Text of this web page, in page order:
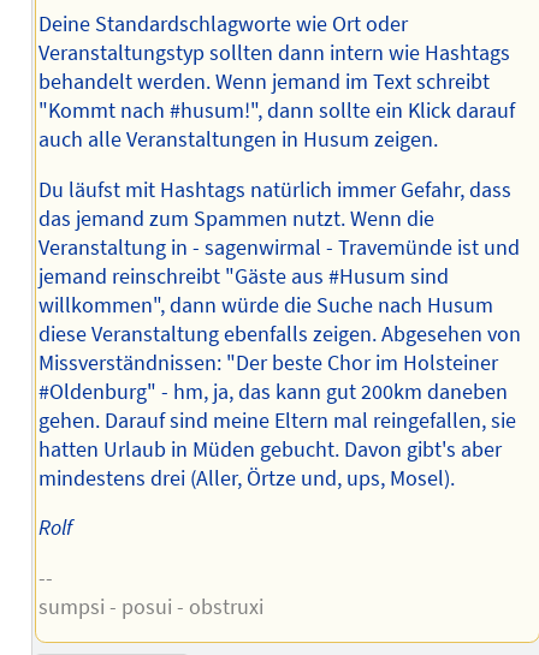
Deine Standardschlagworte wie Ort oder
Veranstaltungstyp sollten dann intern wie Hashtags
behandelt werden. Wenn jemand im Text schreibt
"Kommt nach #husum!", dann sollte ein Klick darauf
auch alle Veranstaltungen in Husum zeigen.
Du läufst mit Hashtags natürlich immer Gefahr, dass
das jemand zum Spammen nutzt. Wenn die
Veranstaltung in - sagenwirmal - Travemünde ist und
jemand reinschreibt "Gäste aus #Husum sind
willkommen", dann würde die Suche nach Husum
diese Veranstaltung ebenfalls zeigen. Abgesehen von
Missverständnissen: "Der beste Chor im Holsteiner
#Oldenburg" - hm, ja, das kann gut 200km daneben
gehen. Darauf sind meine Eltern mal reingefallen, sie
hatten Urlaub in Müden gebucht. Davon gibt's aber
mindestens drei (Aller, Örtze und, ups, Mosel).
Rolf
--
sumpsi - posui - obstruxi